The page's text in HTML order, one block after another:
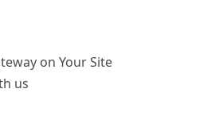
on Your Site
us